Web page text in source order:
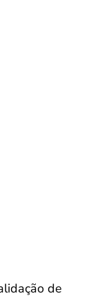
de